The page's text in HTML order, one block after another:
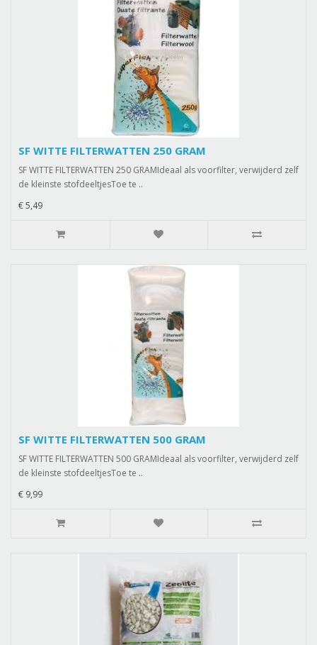
SF WITTE FILTERWATTEN 250 GRAM
SF WITTE FILTERWATTEN 250 GRAMIdeaal als voorfilter, verwijderd zelf
de kleinste stofdeeltjesToe te ..
€ 5,49
SF WITTE FILTERWATTEN 500 GRAM
SF WITTE FILTERWATTEN 500 GRAMIdeaal als voorfilter, verwijderd zelf
de kleinste stofdeeltjesToe te ..
€ 9,99